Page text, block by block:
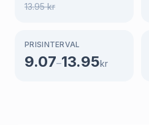
13.95kr
PRISINTERVAL
9.07–13.95kr